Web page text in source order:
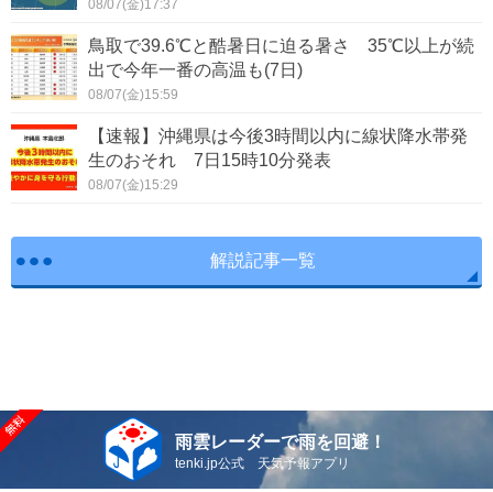
08/07(金)17:37
鳥取で39.6℃と酷暑日に迫る暑さ 35℃以上が続
出で今年一番の高温も(7日)
08/07(金)15:59
【速報】沖縄県は今後3時間以内に線状降水帯発
生のおそれ 7日15時10分発表
08/07(金)15:29
解説記事一覧
雨雲レーダーで雨を回避！
tenki.jp公式 天気予報アプリ